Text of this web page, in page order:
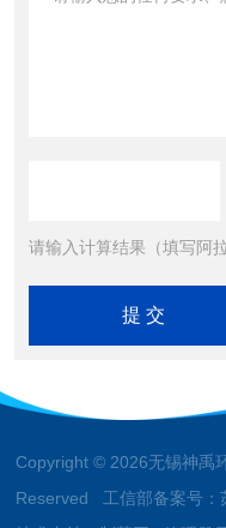
请输入计算结果（填写阿
Copyright © 2026无锡神禹
Reserved 工信部备案号：